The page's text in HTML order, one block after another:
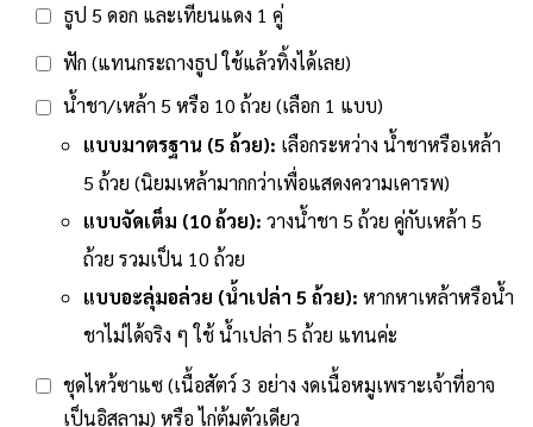
ธูป 5 ดอก และเทียนแดง 1 คู่
ฟัก (แทนกระถางธูป ใช้แล้วทิ้งได้เลย)
น้ำชา/เหล้า 5 หรือ 10 ถ้วย (เลือก 1 แบบ)
แบบมาตรฐาน (5 ถ้วย): เลือกระหว่าง น้ำชาหรือเหล้า
5 ถ้วย (นิยมเหล้ามากกว่าเพื่อแสดงความเคารพ)
แบบจัดเต็ม (10 ถ้วย): วางน้ำชา 5 ถ้วย คู่กับเหล้า 5
ถ้วย รวมเป็น 10 ถ้วย
แบบอะลุ่มอล่วย (น้ำเปล่า 5 ถ้วย): หากหาเหล้าหรือน้ำ
ชาไม่ได้จริง ๆ ใช้ น้ำเปล่า 5 ถ้วย แทนค่ะ
ชุดไหว้ซาแซ (เนื้อสัตว์ 3 อย่าง งดเนื้อหมูเพราะเจ้าที่อาจ
เป็นอิสลาม) หรือ ไก่ต้มตัวเดียว